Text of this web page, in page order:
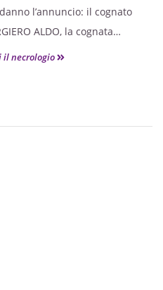
l’annuncio: il cognato
ALDO, la cognata
ROVETTO Ved. MORETTI, i
e nel ricordo.
il necrologio